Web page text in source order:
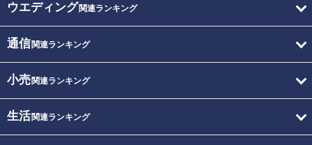
ウエディング関連ランキング
通信関連ランキング
小売関連ランキング
生活関連ランキング